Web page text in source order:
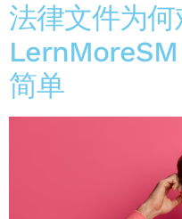
法律文件为
简单